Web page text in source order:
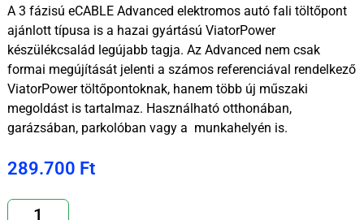
A 3 fázisú eCABLE Advanced elektromos autó fali töltőpont
ajánlott típusa is a hazai gyártású ViatorPower
készülékcsalád legújabb tagja. Az Advanced nem csak
formai megújítását jelenti a számos referenciával rendelkező
ViatorPower töltőpontoknak, hanem több új műszaki
megoldást is tartalmaz. Használható otthonában,
garázsában, parkolóban vagy a munkahelyén is.
289.700 Ft